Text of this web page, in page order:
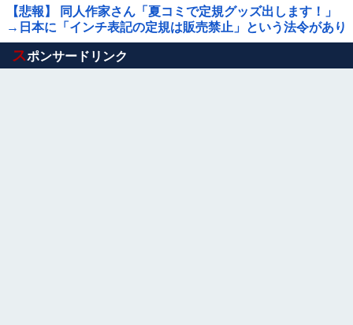
【悲報】 同人作家さん「夏コミで定規グッズ出します！」
→日本に「インチ表記の定規は販売禁止」という法令があり
頒布中止に
Powered by livedoor 相互RSS
スポンサードリンク